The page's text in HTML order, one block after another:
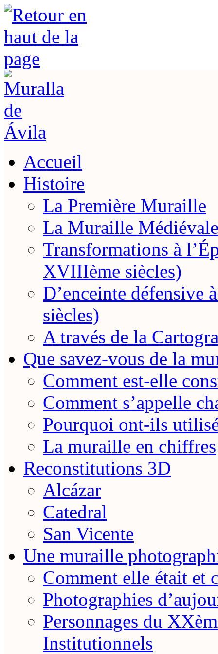
Accueil
Histoire
La Première Muraille
La Muraille
Transformations à
XVIIIème siècles)
D’enceinte défensive
siècles)
A través de la
Que savez-vous de la
Comment est-elle
Comment s’appelle
Pourquoi ont-ils
La muraille en chiffres
Reconstitutions 3D
Alcázar
Catedral
San Vicente
Une muraille
Comment elle était et
Photographies
Personnages du
Institutionnels